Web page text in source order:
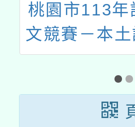
桃園市113年
文競賽－本土
文讀者劇場